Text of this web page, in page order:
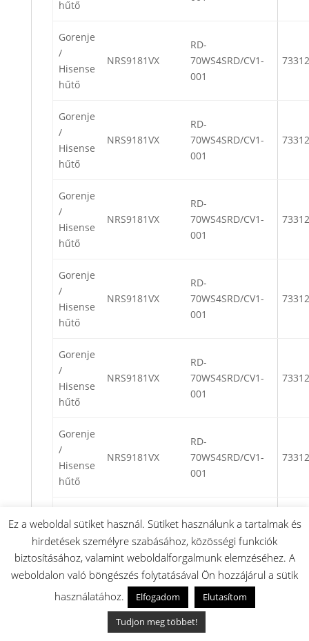
hűtő
Gorenje
/
Hisense
hűtő
NRS9181VX
RD-
70WS4SRD/CV1-
001
Gorenje
/
Hisense
hűtő
NRS9181VX
RD-
70WS4SRD/CV1-
001
Gorenje
/
Hisense
hűtő
NRS9181VX
RD-
70WS4SRD/CV1-
001
Gorenje
/
Hisense
hűtő
NRS9181VX
RD-
70WS4SRD/CV1-
001
Gorenje
/
Hisense
hűtő
NRS9181VX
RD-
70WS4SRD/CV1-
001
Gorenje
/
Hisense
hűtő
NRS9181VX
RD-
70WS4SRD/CV1-
001
/
Hisense
hűtő
NRS9181VX
RD-
70WS4SRD/CV1-
001
Gorenje
NRS9181VX
RD-
70WS4SRD/CV1-
001
Ez a weboldal sütiket használ. Sütiket használunk a tartalmak és
hirdetések személyre szabásához, közösségi funkciók
biztosításához, valamint weboldalforgalmunk elemzéséhez. A
weboldalon való böngészés folytatásával Ön hozzájárul a sütik
használatához.
Elfogadom
Elutasítom
Tudjon meg többet!